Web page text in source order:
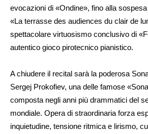
evocazioni di «Ondine», fino alla
«La terrasse des audiences du clair de
spettacolare virtuosismo conclusivo di
autentico gioco pirotecnico pianistico.
A chiudere il recital sarà la poderosa
Sergej Prokofiev, una delle famose
composta negli anni più drammatici del
mondiale. Opera di straordinaria forza
inquietudine, tensione ritmica e lirismo,